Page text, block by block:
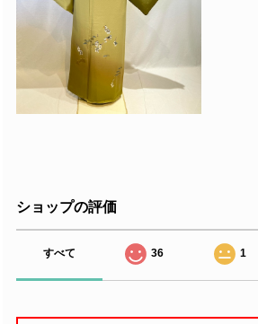
ショップの評価
すべて 36 1